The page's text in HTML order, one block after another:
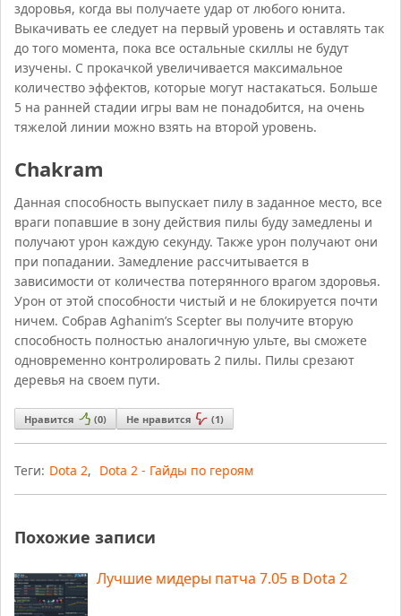
здоровья, когда вы получаете удар от любого юнита.
Выкачивать ее следует на первый уровень и оставлять так
до того момента, пока все остальные скиллы не будут
изучены. С прокачкой увеличивается максимальное
количество эффектов, которые могут настакаться. Больше
5 на ранней стадии игры вам не понадобится, на очень
тяжелой линии можно взять на второй уровень.
Chakram
Данная способность выпускает пилу в заданное место, все
враги попавшие в зону действия пилы буду замедлены и
получают урон каждую секунду. Также урон получают они
при попадании. Замедление рассчитывается в
зависимости от количества потерянного врагом здоровья.
Урон от этой способности чистый и не блокируется почти
ничем. Собрав Aghanim’s Scepter вы получите вторую
способность полностью аналогичную ульте, вы сможете
одновременно контролировать 2 пилы. Пилы срезают
деревья на своем пути.
Нравится (0) Не нравится (1)
Теги: Dota 2, Dota 2 - Гайды по героям
Похожие записи
Лучшие мидеры патча 7.05 в Dota 2